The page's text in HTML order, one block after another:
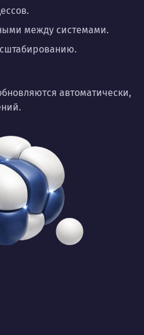
между системами.
автоматически,